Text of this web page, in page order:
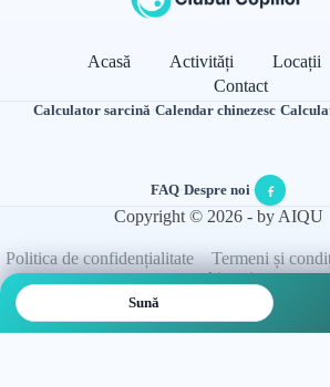
Sună
Acasă Activități Locații
Contact
Calculator sarcină·Calendar chinezesc·
FAQ·Despre noi·
Copyright © 2026 - by AIQU
Politica de confidențialitate Termeni și
cookie-uri